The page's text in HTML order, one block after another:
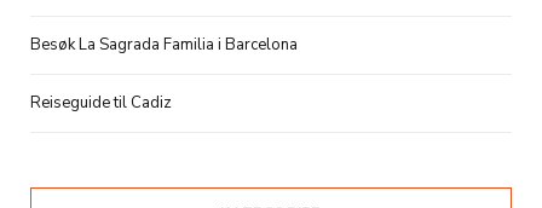
Besøk La Sagrada Familia i Barcelona
Reiseguide til Cadiz